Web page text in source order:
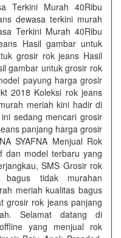
Terkini Murah 40Ribu
dewasa terkini murah
Terkini Murah 40Ribu
Hasil gambar untuk
grosir rok jeans Hasil
gambar untuk grosir rok
payung harga grosir
2018 Koleksi rok jeans
meriah kini hadir di
sedang mencari grosir
panjang harga grosir
SYAFNA Menjual Rok
dan model terbaru yang
SMS Grosir rok
tidak murahan
meriah kualitas bagus
grosir rok jeans panjang
Selamat datang di
yang menjual rok